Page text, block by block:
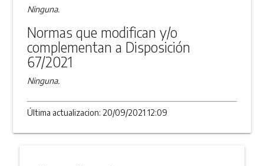
Ninguna.
Normas que modifican y/o
complementan a Disposición
67/2021
Ninguna.
Última actualizacion: 20/09/2021 12:09